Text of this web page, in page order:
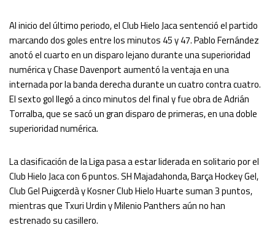
Al inicio del último periodo, el Club Hielo Jaca sentenció el partido
marcando dos goles entre los minutos 45 y 47. Pablo Fernández
anotó el cuarto en un disparo lejano durante una superioridad
numérica y Chase Davenport aumentó la ventaja en una
internada por la banda derecha durante un cuatro contra cuatro.
El sexto gol llegó a cinco minutos del final y fue obra de Adrián
Torralba, que se sacó un gran disparo de primeras, en una doble
superioridad numérica.
La clasificación de la Liga pasa a estar liderada en solitario por el
Club Hielo Jaca con 6 puntos. SH Majadahonda, Barça Hockey Gel,
Club Gel Puigcerdà y Kosner Club Hielo Huarte suman 3 puntos,
mientras que Txuri Urdin y Milenio Panthers aún no han
estrenado su casillero.